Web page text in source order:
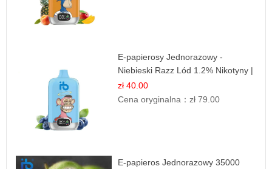
E-papierosy Jednorazowy -
Niebieski Razz Lód 1.2% Nikotyny |
Mocne Doznania
zł 40.00
Cena oryginalna：zł 79.00
E-papieros Jednorazowy 35000